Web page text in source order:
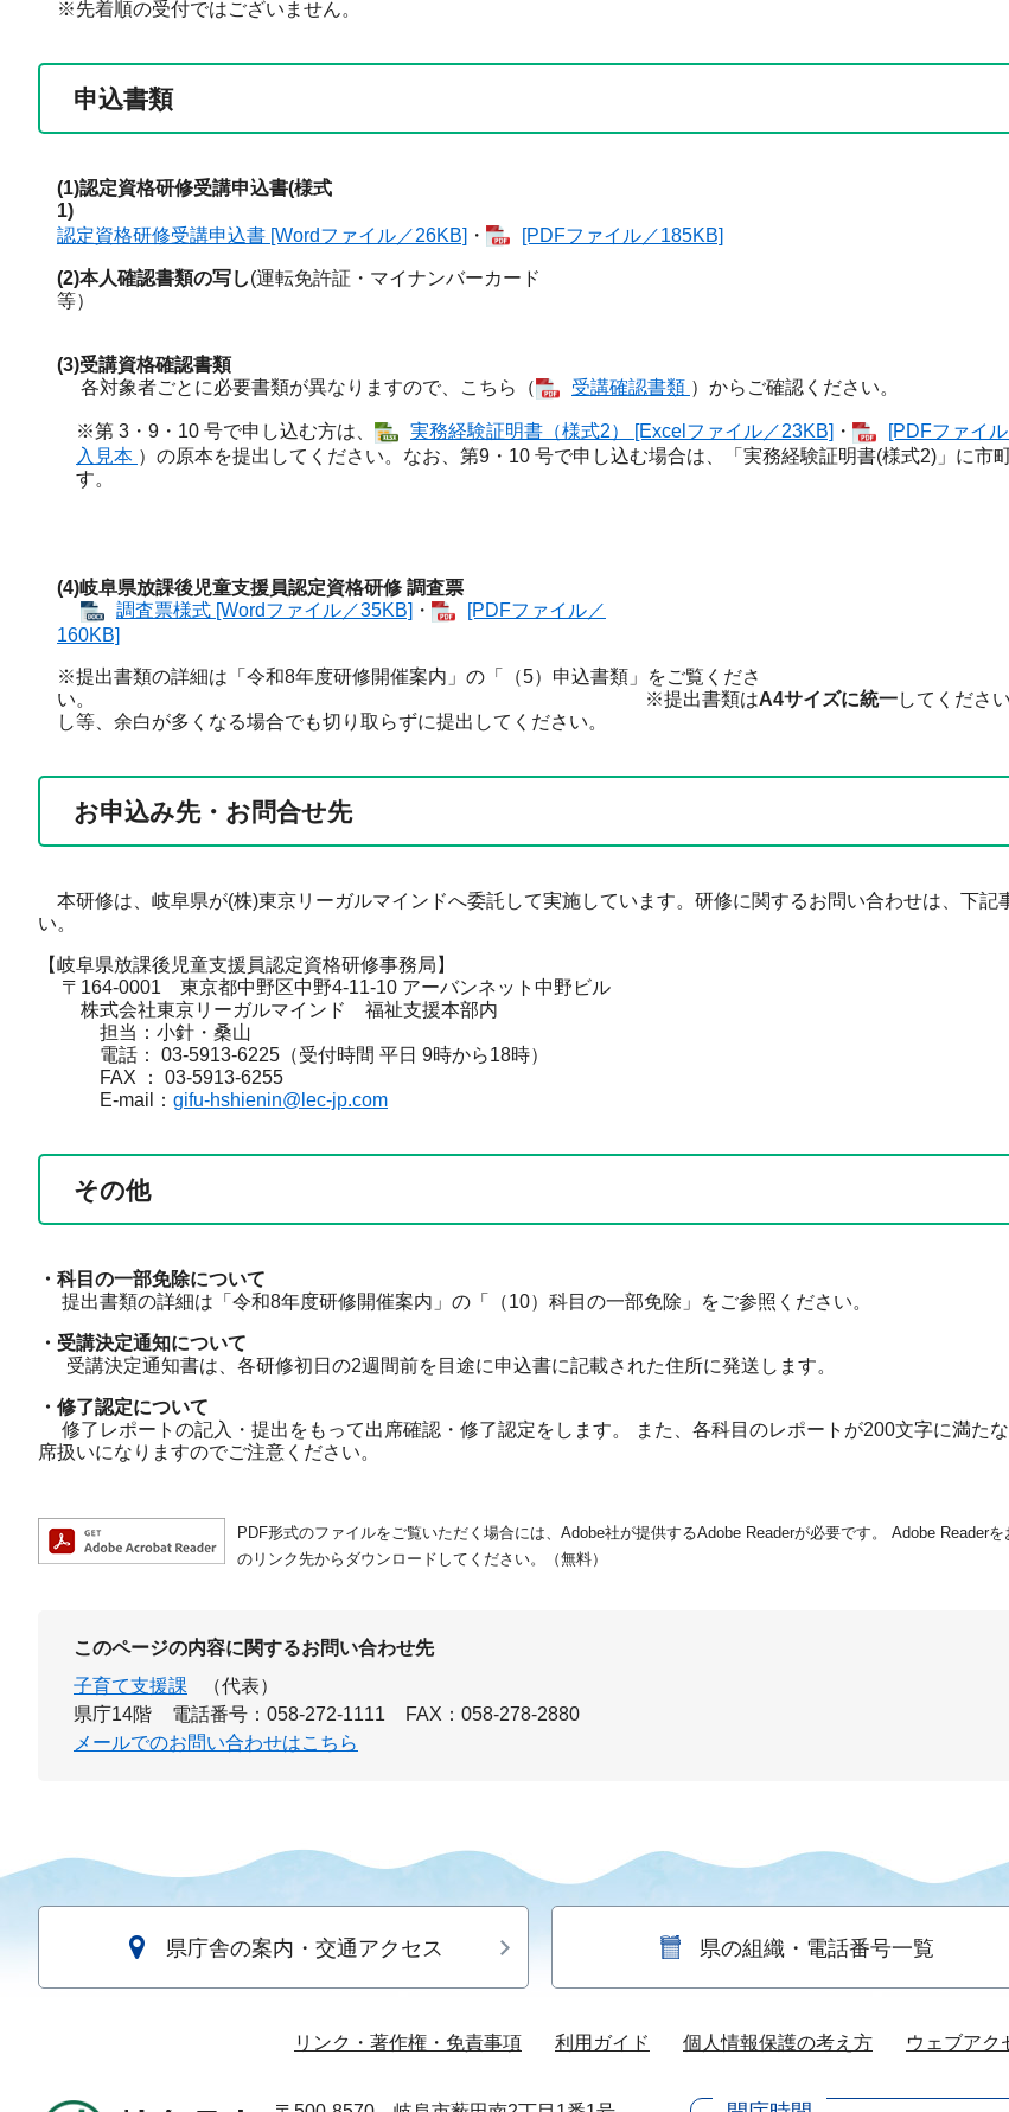
※先着順の受付ではございません。
申込書類
(1)認定資格研修受講申込書(様式
1)
認定資格研修受講申込書 [Wordファイル／26KB] ・ [PDFファイル／185KB]
(2)本人確認書類の写し(運転免許証・マイナンバーカード
等
(3)受講資格確認書類
各対象者ごとに必要書類が異なりますので、こちら（
受講確認書類 ）からご確認ください。
※第 3・9・10 号で申し込む方は、 実務経験証明書（様式2） [Excelファイル／23KB] ・ [PDFファイ
入見本 ）の原本を提出してください。なお、第9・10 号で申し込む場合は、「実務経験証明書(様式2)」に市
す
(4)岐阜県放課後児童支援員認定資格研修 調査票
調査票様式 [Wordファイル／35KB] ・
[PDFファイル／
160KB]
※提出書類の詳細は「令和8年度研修開催案内」の「（5）申込書類」をご覧くださ
い。 ※提出書類はA4サイズに統一してくださ
し等、余白が多くなる場合でも切り取らずに提出してください。
お申込み先・お問合せ先
本研修は、岐阜県が(株)東京リーガルマインドへ委託して実施しています。研修に関するお問い合わせは、下記
い。
【岐阜県放課後児童支援員認定資格研修事務局​】
〒164-0001 東京都中野区中野4-11-10 アーバンネット中野ビル
株式会社東京リーガルマインド 福祉支援本部内​
担当：小針・桑山
電話： 03-5913-6225（受付時間 平日 9時から18時）
FAX ： 03-5913-6255
E-mail： gifu-hshienin@lec-jp.com
その他
・科目の一部免除について
提出書類の詳細は「令和8年度研修開催案内」の「（10）科目の一部免除」をご参照ください。
・受講決定通知について
受講決定通知書は、各研修初日の2週間前を目途に申込書に記載された住所に発送します。
・修了認定について
修了レポートの記入・提出をもって出席確認・修了認定をします。 また、各科目のレポートが200文字に満た
席扱いになりますのでご注意ください。
PDF形式のファイルをご覧いただく場合には、Adobe社が提供するAdobe Readerが必要です。
Adobe Reader
のリンク先からダウンロードしてください。（無料）
このページの内容に関するお問い合わせ先
子育て支援課
（代表）
県庁14階
電話番号：058-272-1111
FAX：058-278-2880
メールでのお問い合わせはこちら
県庁舎の案内・交通アクセス 県の組織・電話番号一覧
リンク・著作権・免責事項 利用ガイド 個人情報保護の考え方 ウェブアク